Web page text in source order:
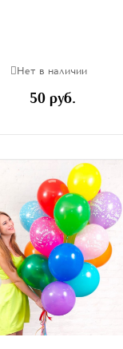
Нет в наличии
50 руб.